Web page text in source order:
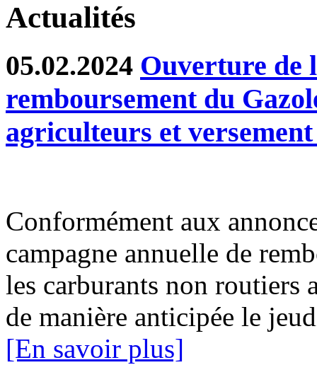
Actualités
05.02.2024 Ouverture de
remboursement du
agriculteurs et
Conformément aux
campagne annuelle de
les carburants non routiers
de manière anticipée le
[En savoir plus]